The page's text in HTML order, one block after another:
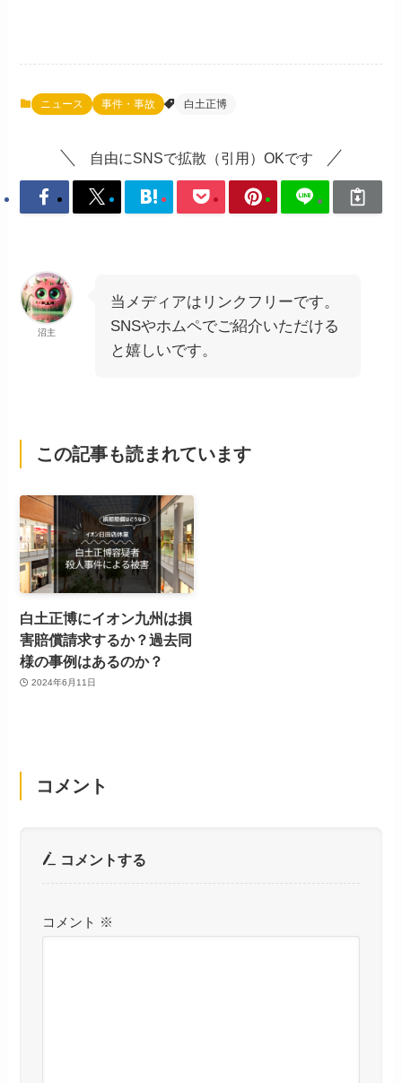
ニュース 事件・事故 白土正博
自由にSNSで拡散（引用）OKです
沼主
当メディアはリンクフリーです。
SNSやホムペでご紹介いただける
と嬉しいです。
この記事も読まれています
白土正博にイオン九州は損
害賠償請求するか？過去同
様の事例はあるのか？
2024年6月11日
コメント
コメントする
コメント ※